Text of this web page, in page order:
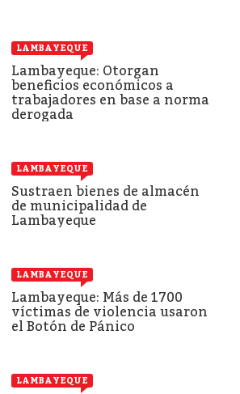
LAMBAYEQUE
Lambayeque: Otorgan
beneficios económicos a
trabajadores en base a norma
derogada
LAMBAYEQUE
Sustraen bienes de almacén
de municipalidad de
Lambayeque
LAMBAYEQUE
Lambayeque: Más de 1700
víctimas de violencia usaron
el Botón de Pánico
LAMBAYEQUE